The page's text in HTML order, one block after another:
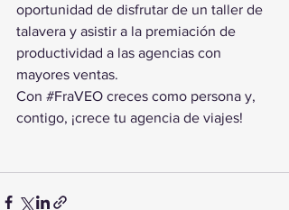
oportunidad de disfrutar de un taller de
talavera y asistir a la premiación de
productividad a las agencias con
mayores ventas.
Con #FraVEO creces como persona y,
contigo, ¡crece tu agencia de viajes!